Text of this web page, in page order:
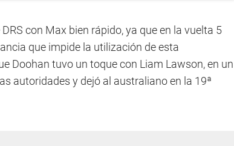
con Max bien rápido, ya que en la vuelta 5
que impide la utilización de esta
Doohan tuvo un toque con Liam Lawson, en un
autoridades y dejó al australiano en la 19ª